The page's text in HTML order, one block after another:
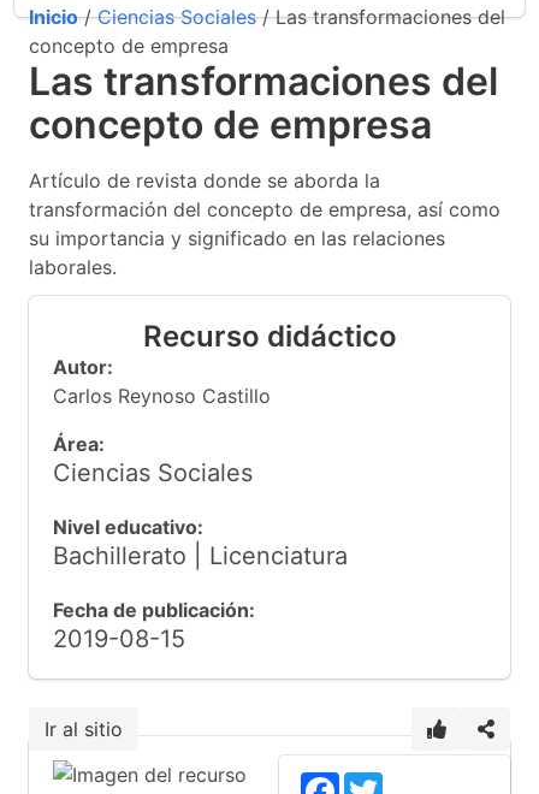
Inicio/Ciencias Sociales/ Las transformaciones del
concepto de empresa
Las transformaciones del
concepto de empresa
Artículo de revista donde se aborda la
transformación del concepto de empresa, así como
su importancia y significado en las relaciones
laborales.
Recurso didáctico
Autor:
Carlos Reynoso Castillo
Área:
Ciencias Sociales
Nivel educativo:
Bachillerato | Licenciatura
Fecha de publicación:
2019-08-15
Ir al sitio
Facebook